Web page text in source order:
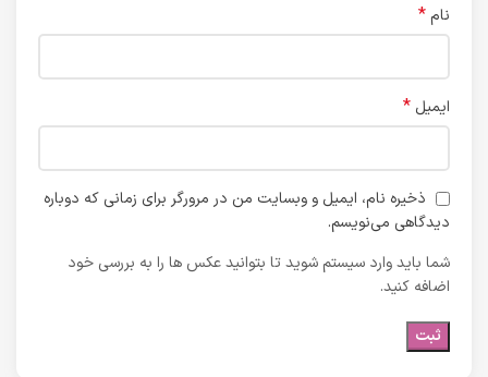
نام *
ایمیل *
ذخیره نام، ایمیل و وبسایت من در مرورگر برای زمانی که دوباره
دیدگاهی می‌نویسم.
شما باید وارد سیستم شوید تا بتوانید عکس ها را به بررسی خود
اضافه کنید.